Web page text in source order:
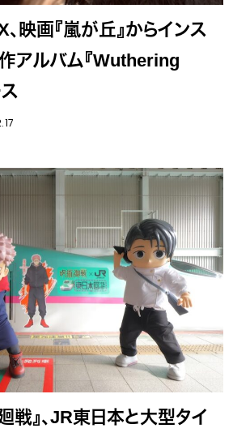
映画『嵐が丘』からインス
アルバム『Wuthering
戦』、JR東日本と大型タイ